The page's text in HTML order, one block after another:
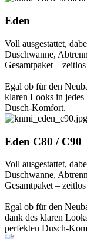
Eden
Voll ausgestattet,
Duschwanne,
Gesamtpaket –
Egal ob für den
klaren Looks in jedes
Dusch-Komfort.
Eden C80 / C90
Voll ausgestattet,
Duschwanne,
Gesamtpaket –
Egal ob für den
dank des klaren
perfekten Dusch-